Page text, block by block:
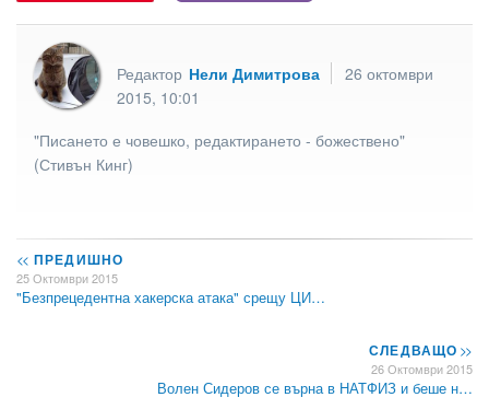
Редактор Нели Димитрова
26 октомври
2015, 10:01
"Писането е човешко, редактирането - божествено"
(Стивън Кинг)
<< ПРЕДИШНО
25 Октомври 2015
"Безпрецедентна хакерска атака" срещу ЦИ…
СЛЕДВАЩО>>
26 Октомври 2015
Волен Сидеров се върна в НАТФИЗ и беше н…